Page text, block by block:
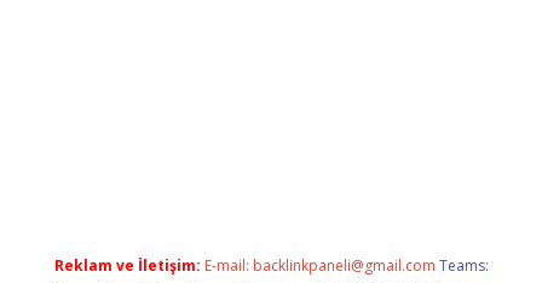
Reklam ve İletişim: E-mail: backlinkpaneli@gmail.com Teams: